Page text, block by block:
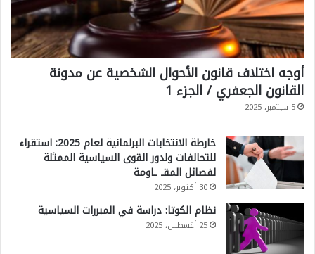
أوجه اختلاف قانون الأحوال الشخصية عن مدونة
القانون الجعفري / الجزء 1
5 سبتمبر، 2025
خارطة الانتخابات البرلمانية لعام 2025: استقراء
للتحالفات ولدور القوى السياسية الممثلة
لفصائل المقـ ـاومة
30 أكتوبر، 2025
نظام الكوتا: دراسة في المبررات السياسية
25 أغسطس، 2025